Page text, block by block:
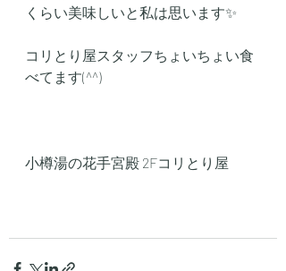
くらい美味しいと私は思います✨
コリとり屋スタッフちょいちょい食
べてます(^^)
小樽湯の花手宮殿 2Fコリとり屋